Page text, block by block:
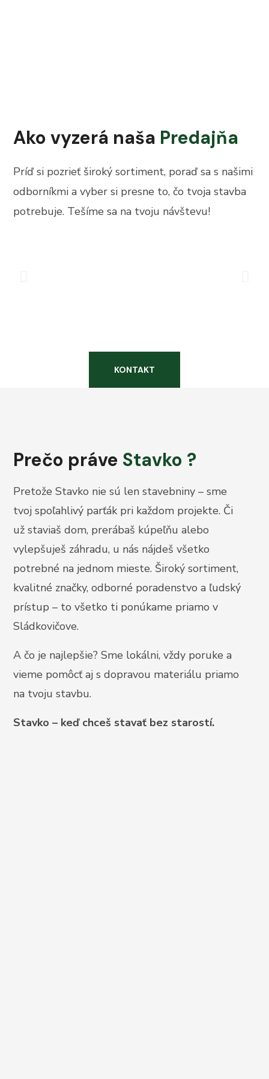
Ako vyzerá naša Predajňa
Príď si pozrieť široký sortiment, poraď sa s našimi
odborníkmi a vyber si presne to, čo tvoja stavba
potrebuje. Tešíme sa na tvoju návštevu!
KONTAKT
Prečo práve Stavko ?
Pretože Stavko nie sú len stavebniny – sme
tvoj spoľahlivý parťák pri každom projekte. Či
už staviaš dom, prerábaš kúpeľňu alebo
vylepšuješ záhradu, u nás nájdeš všetko
potrebné na jednom mieste. Široký sortiment,
kvalitné značky, odborné poradenstvo a ľudský
prístup – to všetko ti ponúkame priamo v
Sládkovičove.
A čo je najlepšie? Sme lokálni, vždy poruke a
vieme pomôcť aj s dopravou materiálu priamo
na tvoju stavbu.
Stavko – keď chceš stavať bez starostí.